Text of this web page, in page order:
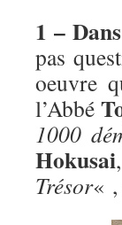
1 –
pas
oeuvre
l’Abbé
1000
Hokusai
Trésor« ,